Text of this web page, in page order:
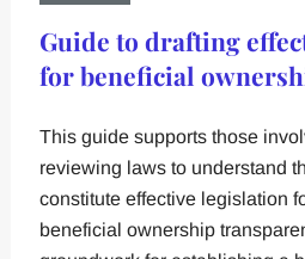
Guide to drafting
for beneficial
This guide supports those
reviewing laws to understand
constitute effective legislation
beneficial ownership